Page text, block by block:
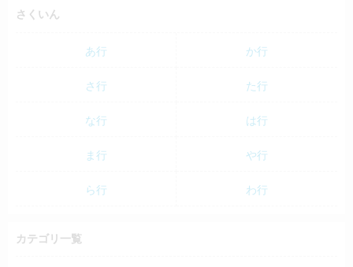
さくいん
あ行 か行
さ行 た行
な行 は行
ま行 や行
ら行 わ行
カテゴリ一覧